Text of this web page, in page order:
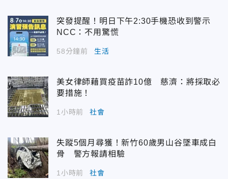
突發提醒！明日下午2:30手機恐收到警示
NCC：不用驚慌
58分鐘前 生活
美女律師藉買疫苗詐10億 慈濟：將採取必
要措施！
1小時前 社會
失蹤5個月尋獲！新竹60歲男山谷墜車成白
骨 警方報請相驗
1小時前 社會